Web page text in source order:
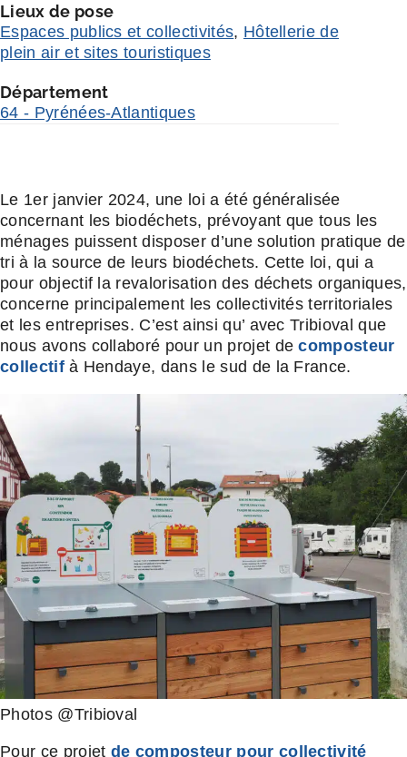
Lieux de pose
Espaces publics et collectivités, Hôtellerie de
plein air et sites touristiques
Département
64 - Pyrénées-Atlantiques
Le 1er janvier 2024, une loi a été généralisée
concernant les biodéchets, prévoyant que tous les
ménages puissent disposer d’une solution pratique de
tri à la source de leurs biodéchets. Cette loi, qui a
pour objectif la revalorisation des déchets organiques,
concerne principalement les collectivités territoriales
et les entreprises. C’est ainsi qu’ avec Tribioval que
nous avons collaboré pour un projet decomposteur
collectifà Hendaye, dans le sud de la France.
Photos @Tribioval
Pour ce projet de composteur pour collectivité